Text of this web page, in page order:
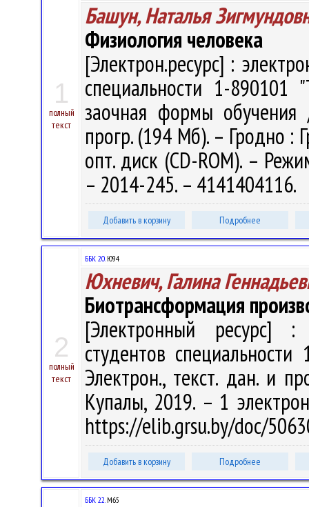
1
полный
текст
Башун, Наталья
Физиология человека
[Электрон.ресурс] :
специальности 1-890101
заочная формы
прогр. (194 Мб). – Гродно :
опт. диск (CD-ROM). –
– 2014-245. – 4141404116.
Добавить в корзину Подробнее
2
полный
текст
ББК 20.Ю94
Юхневич, Галина
Биотрансформация
[Электронный ресурс] :
студентов
Электрон., текст. дан. и
Купалы, 2019. – 1
https://elib.grsu.by/doc/
Добавить в корзину Подробнее
ББК 22.M65